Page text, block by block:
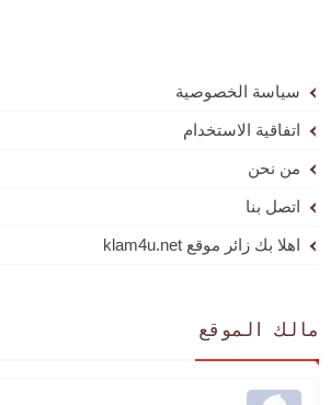
سياسة الخصوصية
اتفاقية الاستخدام
من نحن
اتصل بنا
اهلا بك زائر موقع klam4u.net
مالك الموقع